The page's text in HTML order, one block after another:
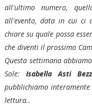
all'ultimo numero,
all'evento, data in cui ci
chiare su quale possa
che diventi il prossimo
Questa settimana
Sole: Isabella Asti
pubblichiamo
lettura..